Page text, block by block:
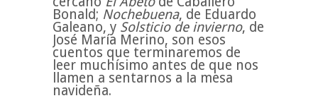
Bonald; Nochebuena, de Eduardo
Galeano, y Solsticio de invierno, de
José María Merino, son esos
cuentos que terminaremos de
leer muchísimo antes de que nos
llamen a sentarnos a la mesa
navideña.